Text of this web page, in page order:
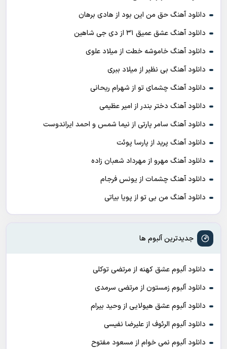
دانلود آهنگ حق من این بود از هادی برهان
دانلود آهنگ عشق عمیق ۳۱ از دی جی شاهین
دانلود آهنگ خاموشه خطت از میلاد علوی
دانلود آهنگ بی نظیر از میلاد ببری
دانلود آهنگ چشمای تو از شهرام ریحانی
دانلود آهنگ دختر بندر از امیر عظیمی
دانلود آهنگ سامر پارتی از نیما شمس و احمد ایراندوست
دانلود آهنگ پرید از پارسا پوئت
دانلود آهنگ مهرو از مهرداد شعبان زاده
دانلود آهنگ چشمات از یونس فرجام
دانلود آهنگ من بی تو از پویا بیاتی
جدیدترین آلبوم ها
دانلود آلبوم عشق کهنه از مرتضی توکلی
دانلود آلبوم زمستون از مرتضی سرمدی
دانلود آلبوم عشق هیولایی از وحید بیرام
دانلود آلبوم الرئوف از علیرضا نفیسی
دانلود آلبوم نمی خوام از مسعود مفتوح